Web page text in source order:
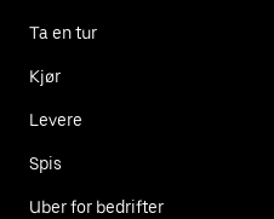
Ta en tur
Kjør
Levere
Spis
Uber for bedrifter